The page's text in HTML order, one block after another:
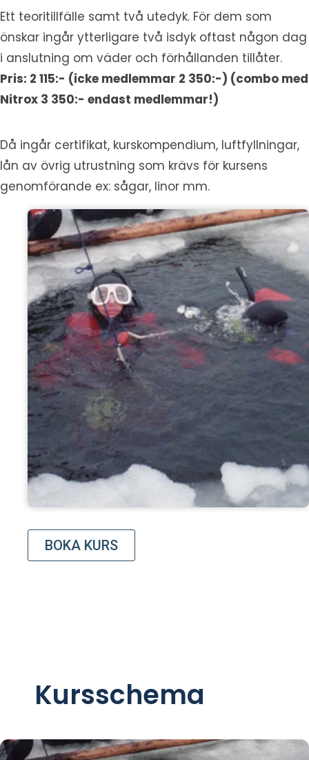
Ett teoritillfälle samt två utedyk. För dem som
önskar ingår ytterligare två isdyk oftast någon dag
i anslutning om väder och förhållanden tillåter.
Pris: 2 115:- (icke medlemmar 2 350:-) (combo med
Nitrox 3 350:- endast medlemmar!)
Då ingår certifikat, kurskompendium, luftfyllningar,
lån av övrig utrustning som krävs för kursens
genomförande ex: sågar, linor mm.
BOKA KURS
Kursschema